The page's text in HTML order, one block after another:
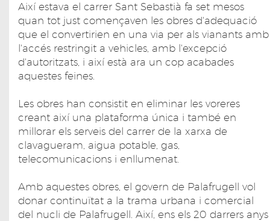
Així estava el carrer Sant Sebastià fa set mesos
quan tot just començaven les obres d'adequació
que el convertirien en una via per als vianants amb
l'accés restringit a vehicles, amb l'excepció
d'autoritzats, i així està ara un cop acabades
aquestes feines.
Les obres han consistit en eliminar les voreres
creant així una plataforma única i també en
millorar els serveis del carrer de la xarxa de
clavagueram, aigua potable, gas,
telecomunicacions i enllumenat.
Amb aquestes obres, el govern de Palafrugell vol
donar continuïtat a la trama urbana i comercial
del nucli de Palafrugell. Així, ens els 20 darrers anys